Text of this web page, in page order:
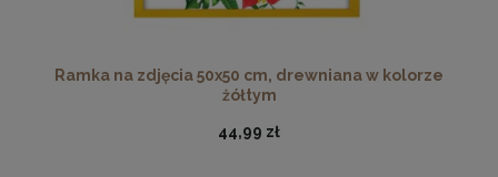
DO KOSZYKA
Ramka na zdjęcia 50x50 cm, drewniana w kolorze
żółtym
44,99 zł